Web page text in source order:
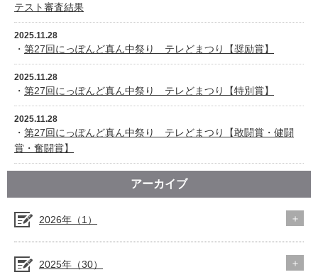
テスト審査結果
2025.11.28
・ 第27回にっぽんど真ん中祭り テレどまつり【奨励賞】
2025.11.28
・ 第27回にっぽんど真ん中祭り テレどまつり【特別賞】
2025.11.28
・ 第27回にっぽんど真ん中祭り テレどまつり【敢闘賞・健闘
賞・奮闘賞】
アーカイブ
2026年（1）
2025年（30）